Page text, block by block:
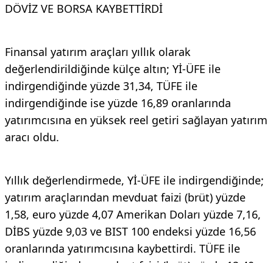
DÖVİZ VE BORSA KAYBETTİRDİ
Finansal yatırım araçları yıllık olarak
değerlendirildiğinde külçe altın; Yİ-ÜFE ile
indirgendiğinde yüzde 31,34, TÜFE ile
indirgendiğinde ise yüzde 16,89 oranlarında
yatırımcısına en yüksek reel getiri sağlayan yatırım
aracı oldu.
Yıllık değerlendirmede, Yİ-ÜFE ile indirgendiğinde;
yatırım araçlarından mevduat faizi (brüt) yüzde
1,58, euro yüzde 4,07 Amerikan Doları yüzde 7,16,
DİBS yüzde 9,03 ve BIST 100 endeksi yüzde 16,56
oranlarında yatırımcısına kaybettirdi. TÜFE ile